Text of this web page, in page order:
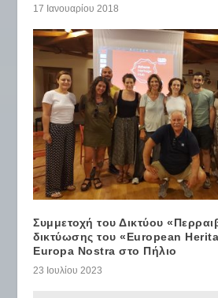
17 Ιανουαρίου 2018
Συμμετοχή του Δικτύου
δικτύωσης του «European
Europa Nostra στο Πήλιο
23 Ιουλίου 2023